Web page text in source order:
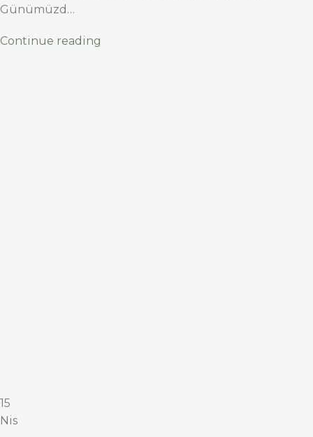
Günümüzd…
Continue reading
15
Nis